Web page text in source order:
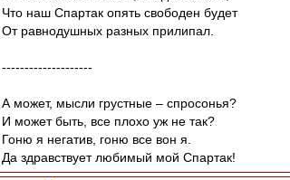
Что наш Спартак опять свободен будет
От равнодушных разных прилипал.
--------------------
А может, мысли грустные – спросонья?
И может быть, все плохо уж не так?
Гоню я негатив, гоню все вон я.
Да здравствует любимый мой Спартак!